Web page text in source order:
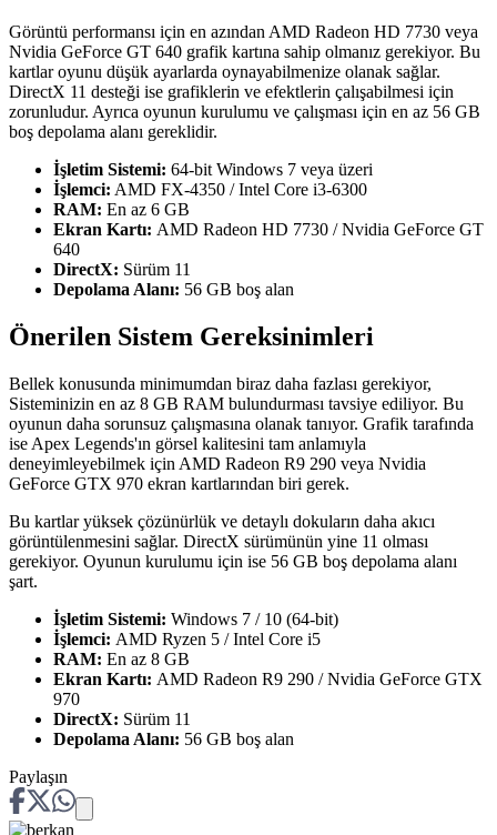
Görüntü performansı için en azından AMD Radeon HD 7730 veya
Nvidia GeForce GT 640 grafik kartına sahip olmanız gerekiyor. Bu
kartlar oyunu düşük ayarlarda oynayabilmenize olanak sağlar.
DirectX 11 desteği ise grafiklerin ve efektlerin çalışabilmesi için
zorunludur. Ayrıca oyunun kurulumu ve çalışması için en az 56 GB
boş depolama alanı gereklidir.
İşletim Sistemi: 64-bit Windows 7 veya üzeri
İşlemci: AMD FX-4350 / Intel Core i3-6300
RAM: En az 6 GB
Ekran Kartı: AMD Radeon HD 7730 / Nvidia GeForce GT
640
DirectX: Sürüm 11
Depolama Alanı: 56 GB boş alan
Önerilen Sistem Gereksinimleri
Bellek konusunda minimumdan biraz daha fazlası gerekiyor,
Sisteminizin en az 8 GB RAM bulundurması tavsiye ediliyor. Bu
oyunun daha sorunsuz çalışmasına olanak tanıyor. Grafik tarafında
ise Apex Legends'ın görsel kalitesini tam anlamıyla
deneyimleyebilmek için AMD Radeon R9 290 veya Nvidia
GeForce GTX 970 ekran kartlarından biri gerek.
Bu kartlar yüksek çözünürlük ve detaylı dokuların daha akıcı
görüntülenmesini sağlar. DirectX sürümünün yine 11 olması
gerekiyor. Oyunun kurulumu için ise 56 GB boş depolama alanı
şart.
İşletim Sistemi: Windows 7 / 10 (64-bit)
İşlemci: AMD Ryzen 5 / Intel Core i5
RAM: En az 8 GB
Ekran Kartı: AMD Radeon R9 290 / Nvidia GeForce GTX
970
DirectX: Sürüm 11
Depolama Alanı: 56 GB boş alan
Paylaşın